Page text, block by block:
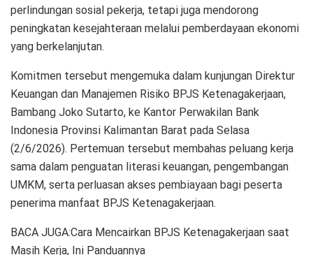
perlindungan sosial pekerja, tetapi juga mendorong
peningkatan kesejahteraan melalui pemberdayaan ekonomi
yang berkelanjutan.
Komitmen tersebut mengemuka dalam kunjungan Direktur
Keuangan dan Manajemen Risiko BPJS Ketenagakerjaan,
Bambang Joko Sutarto, ke Kantor Perwakilan Bank
Indonesia Provinsi Kalimantan Barat pada Selasa
(2/6/2026). Pertemuan tersebut membahas peluang kerja
sama dalam penguatan literasi keuangan, pengembangan
UMKM, serta perluasan akses pembiayaan bagi peserta
penerima manfaat BPJS Ketenagakerjaan.
BACA JUGA:Cara Mencairkan BPJS Ketenagakerjaan saat
Masih Kerja, Ini Panduannya